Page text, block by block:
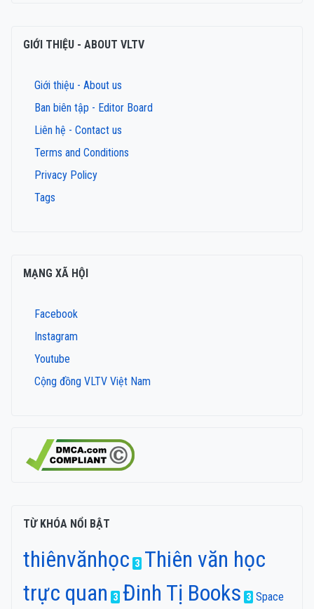
GIỚI THIỆU - ABOUT VLTV
Giới thiệu - About us
Ban biên tập - Editor Board
Liên hệ - Contact us
Terms and Conditions
Privacy Policy
Tags
MẠNG XÃ HỘI
Facebook
Instagram
Youtube
Cộng đồng VLTV Việt Nam
TỪ KHÓA NỔI BẬT
thiênvănhọc 3 Thiên văn học
trực quan
3 Đinh Tị Books 3 Space